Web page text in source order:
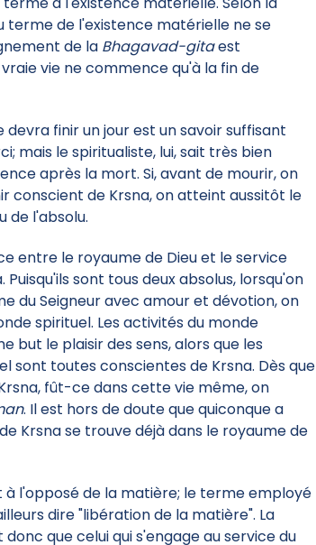
terme de l'existence matérielle ne se
de la Bhagavad-gitaest
vie ne commence qu'à la fin de
finir un jour est un savoir suffisant
mais le spiritualiste, lui, sait très bien
après la mort. Si, avant de mourir, on
conscient de Krsna, on atteint aussitôt le
de l'absolu.
entre le royaume de Dieu et le service
sont tous deux absolus, lorsqu'on
du Seigneur avec amour et dévotion, on
spirituel. Les activités du monde
but le plaisir des sens, alors que les
sont toutes conscientes de Krsna. Dès que
fût-ce dans cette vie même, on
. Il est hors de doute que quiconque a
Krsna se trouve déjà dans le royaume de
l'opposé de la matière; le terme employé
dire "libération de la matière". La
que celui qui s'engage au service du